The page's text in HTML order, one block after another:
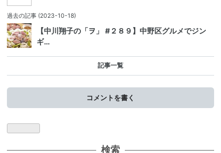
過去の記事 (2023-10-18)
【中川翔子の「ヲ」 #２８９】中野区グルメでジン
ギ…
記事一覧
コメントを書く
検索